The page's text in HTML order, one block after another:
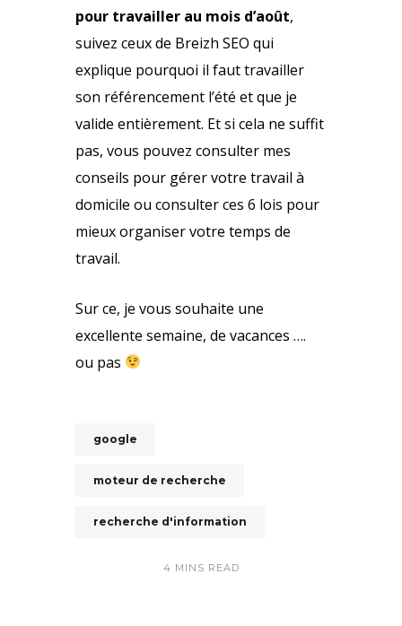
pour travailler au mois d’août,
suivez ceux de Breizh SEO qui
explique pourquoi il faut travailler
son référencement l’été et que je
valide entièrement. Et si cela ne suffit
pas, vous pouvez consulter mes
conseils pour gérer votre travail à
domicile ou consulter ces 6 lois pour
mieux organiser votre temps de
travail.
Sur ce, je vous souhaite une
excellente semaine, de vacances ….
ou pas
google
moteur de recherche
recherche d'information
4 MINS READ